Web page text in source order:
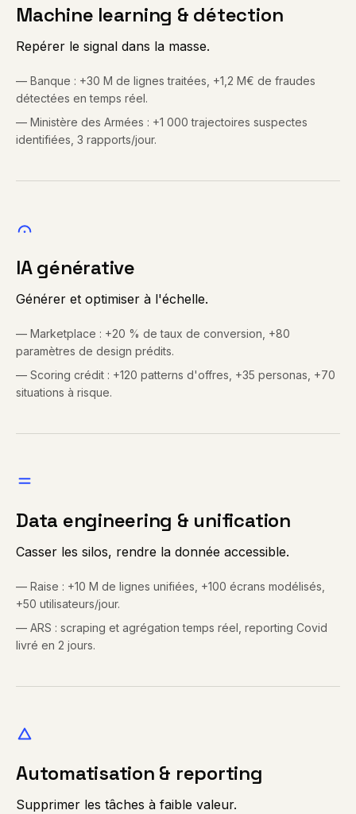
Machine learning & détection
Repérer le signal dans la masse.
— Banque : +30 M de lignes traitées, +1,2 M€ de fraudes
détectées en temps réel.
— Ministère des Armées : +1 000 trajectoires suspectes
identifiées, 3 rapports/jour.
IA générative
Générer et optimiser à l'échelle.
— Marketplace : +20 % de taux de conversion, +80
paramètres de design prédits.
— Scoring crédit : +120 patterns d'offres, +35 personas, +70
situations à risque.
Data engineering & unification
Casser les silos, rendre la donnée accessible.
— Raise : +10 M de lignes unifiées, +100 écrans modélisés,
+50 utilisateurs/jour.
— ARS : scraping et agrégation temps réel, reporting Covid
livré en 2 jours.
Automatisation & reporting
Supprimer les tâches à faible valeur.